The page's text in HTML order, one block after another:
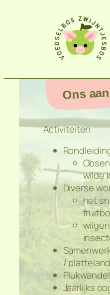
Ons
Activiteiten
wilde
Diverse
het
/
Jaarlijks